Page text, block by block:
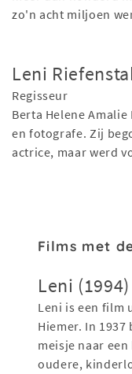
zo'n acht miljoen
Leni
Regisseur
Berta Helene
en fotografe. Zij
actrice, maar werd
Films met
Leni (1994)
Leni is een film
Hiemer. In
meisje naar
oudere,